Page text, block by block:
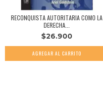
RECONQUISTA AUTORITARIA COMO LA
DERECHA...
$26.900